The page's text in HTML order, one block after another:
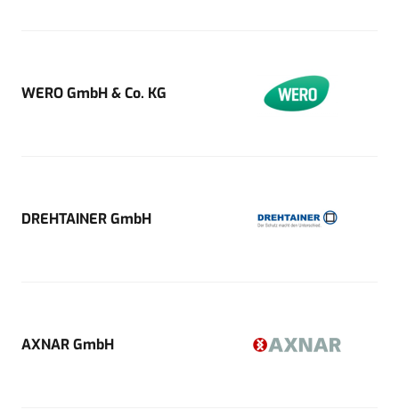
WERO GmbH & Co. KG
DREHTAINER GmbH
AXNAR GmbH